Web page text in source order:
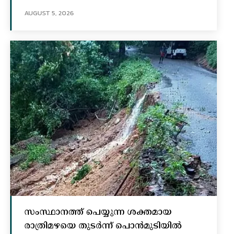
AUGUST 5, 2026
സംസ്ഥാനത്ത് പെയ്യുന്ന ശക്തമായ
രാത്രിമഴയെ തുടർന്ന് പൊൻമുടിയില്‍